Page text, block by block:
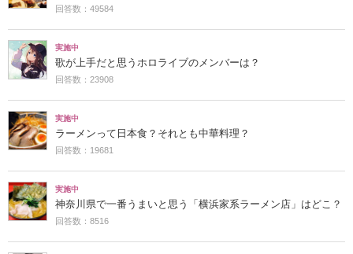
回答数：49584
実施中
歌が上手だと思うホロライブのメンバーは？
回答数：23908
実施中
ラーメンって日本食？それとも中華料理？
回答数：19681
実施中
神奈川県で一番うまいと思う「横浜家系ラーメン店」はどこ？
回答数：8516